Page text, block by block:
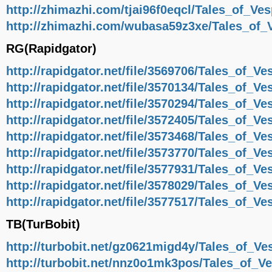
http://zhimazhi.com/tjai96f0eqcl/
http://zhimazhi.com/wubasa59z3xe/
RG(Rapidgator)
http://rapidgator.net/file/3569706/
http://rapidgator.net/file/3570134/
http://rapidgator.net/file/3570294/
http://rapidgator.net/file/3572405/
http://rapidgator.net/file/3573468/
http://rapidgator.net/file/3573770/
http://rapidgator.net/file/3577931/
http://rapidgator.net/file/3578029/
http://rapidgator.net/file/3577517/
TB(TurBobit)
http://turbobit.net/gz0621migd4y/
http://turbobit.net/nnz0o1mk3pos/